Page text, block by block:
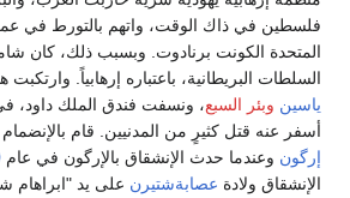
في ذاك الوقت، واتهم بالتورط في عملية
الكونت برنادوت. وبسبب ذلك، كان شامير
البريطانية، باعتباره إرهابياً. وارتكبت هذه
وبئر السبع ، ونسفت فندق الملك داود، في نهاية
عنه قتل كثيرٍ من المدنيين. قام بالإنضمام إلى
وعندما حدث الإنشقاق بالإرگون في عام 1940
ولادة عصابةشتيرنعلى يد "ابراهام